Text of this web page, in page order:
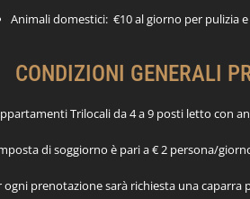
Animali domestici: €10 al giorno per pulizia
CONDIZIONI GENERALI
Trilocali da 4 a 9 posti letto con
di soggiorno è pari a € 2 persona/
ogni prenotazione sarà richiesta una caparra